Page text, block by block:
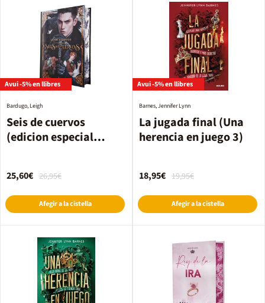
Avui -5% en llibres
Seis de cuervos
(edicion especial
Bardugo, Leigh
26,95€
25,60€
Afegir a la cistella
Avui -5% en llibres
La jugada final (Una
herencia en juego 3)
Barnes, Jennifer Lynn
19,95€
18,95€
Afegir a la cistella